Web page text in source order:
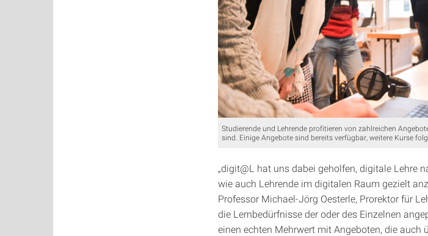
Studierende und Lehrende profitieren von zahlreichen
sind. Einige Angebote sind bereits verfügbar, weitere Kurse
„digit@L hat uns dabei geholfen, digitale Lehre
wie auch Lehrende im digitalen Raum gezielt
Professor Michael-Jörg Oesterle, Prorektor für
die Lernbedürfnisse der oder des Einzelnen
einen echten Mehrwert mit Angeboten, die auch